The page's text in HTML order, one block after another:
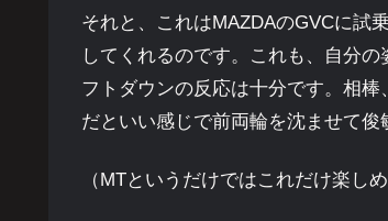
それと、これはMAZDAのGVCに試
してくれるのです。これも、自分
フトダウンの反応は十分です。相
だといい感じで前両輪を沈ませて
（MTというだけではこれだけ楽し